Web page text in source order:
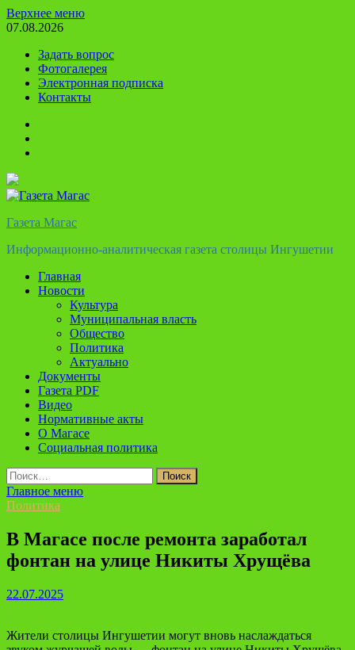
Перейти
к
Верхнее меню
07.08.2026
Задать вопрос
Фотогалерея
Электронная подписка
Контакты
Газета Магас
Информационно-аналитическая газета столицы Ингушетии
Главная
Новости
Культура
Муниципальная власть
Общество
Политика
Актуально
Документы
Газета PDF
Видео
Нормативные акты
О Магасе
Социальная политика
Найти:
Главное меню
Политика
В Магасе после ремонта заработал
фонтан на улице Никиты Хрущёва
22.07.2025
Жители столицы Ингушетии могут вновь наслаждаться